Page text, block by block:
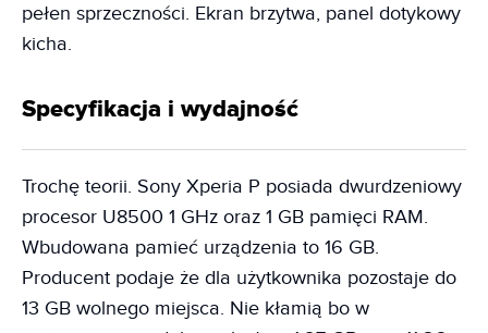
pełen sprzeczności. Ekran brzytwa, panel dotykowy
kicha.
Specyfikacja i wydajność
Trochę teorii. Sony Xperia P posiada dwurdzeniowy
procesor U8500 1 GHz oraz 1 GB pamięci RAM.
Wbudowana pamieć urządzenia to 16 GB.
Producent podaje że dla użytkownika pozostaje do
13 GB wolnego miejsca. Nie kłamią bo w